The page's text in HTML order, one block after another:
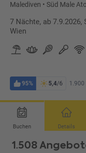
Malediven • Süd Male Atoll
7 Nächte, ab
Wien
95% 5,4/6 1.900
Buchen Details
1.508